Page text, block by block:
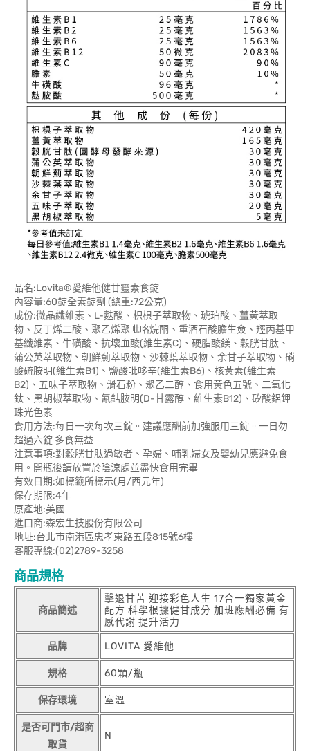
品名:Lovita®愛維他健甘靈素食錠
內容量:60錠全素錠劑 (總重:72公克)
成份:微晶纖維素、L-麩酸、枳椇子萃取物、琥珀酸、薑黃萃取
物、反丁烯二酸、聚乙烯聚吡咯烷酮、重酒石酸膽生僉、羥丙基甲
基纖維素、牛磺酸、抗壞血酸(維生素C)、硬脂酸鎂、穀胱甘肽、
蒲公英萃取物、朝鮮薊萃取物、沙棘葉萃取物、余甘子萃取物、硝
酸硫胺明(維生素B1)、鹽酸吡哆辛(維生素B6)、核黃素(維生素
B2)、五味子萃取物、滑石粉、聚乙二醇、食用黃色五號、二氧化
鈦、黑胡椒萃取物、氰鈷胺明(D-甘露醇、維生素B12)、矽酸鋁鉀
珠光色素
食用方法:每日一次每次三錠。建議應酬前加強服用三錠。一日勿
超過六錠 多食無益
注意事項:對穀胱甘肽過敏者、孕婦、哺乳婦女及嬰幼兒應避免食
用。開瓶後請放置於陰涼處並盡快食用完畢
有效日期:如標籤所標示(月/西元年)
保存期限:4年
原產地:美國
進口商:森宏生技股份有限公司
地址:台北市南港區忠孝東路五段815號6樓
客服專線:(02)2789-3258
商品規格
商品簡述
擊退甘苦 迎接彩色人生 17合一獨家黃金
配方 科學根據健甘成分 加班應酬必備 有
感代謝 提升活力
品牌 LOVITA 愛維他
規格 60顆/瓶
保存環境 室溫
是否可門市/超商
取貨
N